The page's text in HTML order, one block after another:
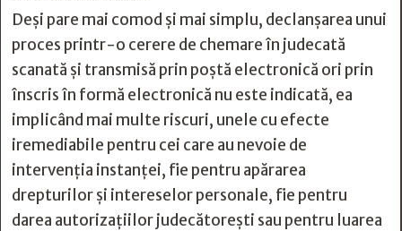
Deși pare mai comod și mai simplu, declanșarea unui
proces printr-o cerere de chemare în judecată
scanată și transmisă prin poștă electronică ori prin
înscris în formă electronică nu este indicată, ea
implicând mai multe riscuri, unele cu efecte
iremediabile pentru cei care au nevoie de
intervenția instanței, fie pentru apărarea
drepturilor și intereselor personale, fie pentru
darea autorizațiilor judecătorești sau pentru luarea